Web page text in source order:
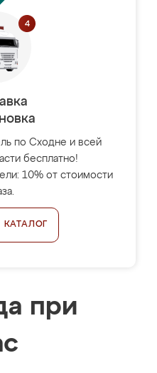
по Сходне и всей
бесплатно!
10% от стоимости
КАТАЛОГ
при